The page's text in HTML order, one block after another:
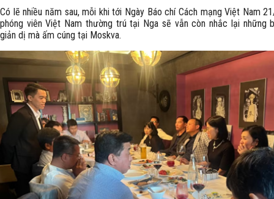
Có lẽ nhiều năm sau, mỗi khi tới Ngày Báo chí Cách mạng Việt Nam
phóng viên Việt Nam thường trú tại Nga sẽ vẫn còn nhắc lại những
giản dị mà ấm cúng tại Moskva.